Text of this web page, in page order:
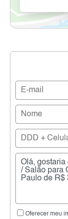
Oferecer meu